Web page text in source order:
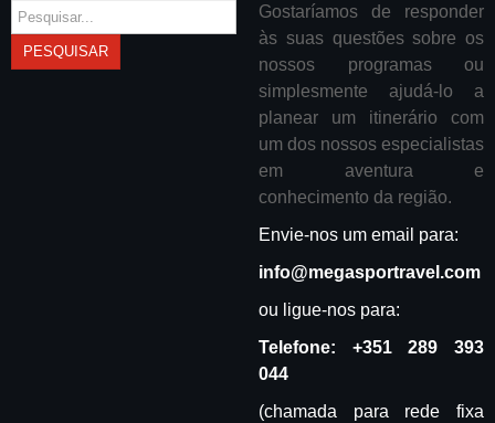
Pesquisar...
PESQUISAR
Gostaríamos de responder
às suas questões sobre os
nossos programas ou
simplesmente ajudá-lo a
planear um itinerário com
um dos nossos especialistas
em aventura e
conhecimento da região.
Envie-nos um email para:
info@megasportravel.com
ou ligue-nos para:
Telefone: +351 289 393
044
(chamada para rede fixa